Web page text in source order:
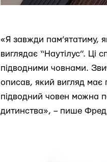
«Я завжди пам’ятатиму,
виглядає “Наутілус”.
підводними човнами.
описав, який вигляд має
підводний човен можна
дитинства», – пише Фред